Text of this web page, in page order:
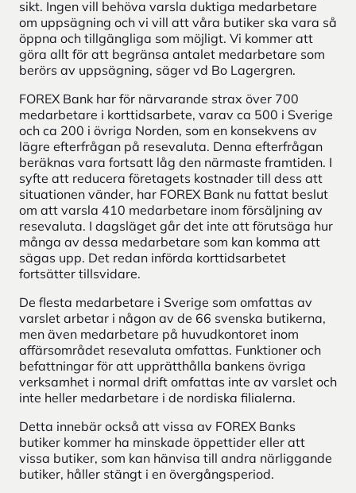
sikt. Ingen vill behöva varsla duktiga medarbetare
om uppsägning och vi vill att våra butiker ska vara så
öppna och tillgängliga som möjligt. Vi kommer att
göra allt för att begränsa antalet medarbetare som
berörs av uppsägning, säger vd Bo Lagergren.
FOREX Bank har för närvarande strax över 700
medarbetare i korttidsarbete, varav ca 500 i Sverige
och ca 200 i övriga Norden, som en konsekvens av
lägre efterfrågan på resevaluta. Denna efterfrågan
beräknas vara fortsatt låg den närmaste framtiden. I
syfte att reducera företagets kostnader till dess att
situationen vänder, har FOREX Bank nu fattat beslut
om att varsla 410 medarbetare inom försäljning av
resevaluta. I dagsläget går det inte att förutsäga hur
många av dessa medarbetare som kan komma att
sägas upp. Det redan införda korttidsarbetet
fortsätter tillsvidare.
De flesta medarbetare i Sverige som omfattas av
varslet arbetar i någon av de 66 svenska butikerna,
men även medarbetare på huvudkontoret inom
affärsområdet resevaluta omfattas. Funktioner och
befattningar för att upprätthålla bankens övriga
verksamhet i normal drift omfattas inte av varslet och
inte heller medarbetare i de nordiska filialerna.
Detta innebär också att vissa av FOREX Banks
butiker kommer ha minskade öppettider eller att
vissa butiker, som kan hänvisa till andra närliggande
butiker, håller stängt i en övergångsperiod.